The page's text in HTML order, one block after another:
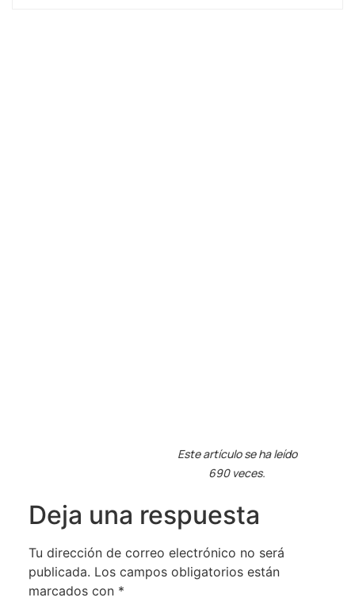
Este artículo se ha leído
690 veces.
Deja una respuesta
Tu dirección de correo electrónico no será
publicada. Los campos obligatorios están
marcados con *